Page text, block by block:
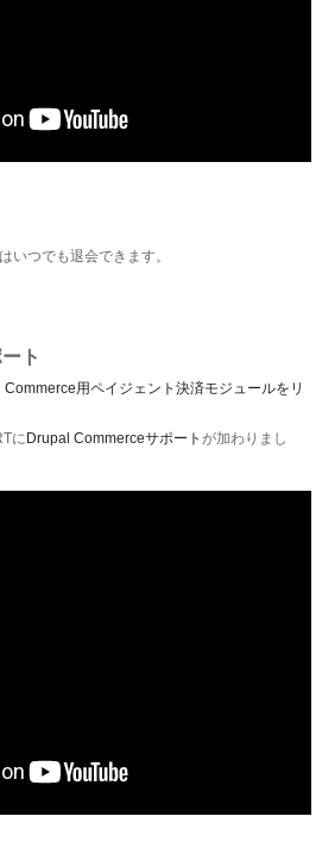
いつでも退会できます。
ト
Commerce用ペイジェント決済モジュールをリ
に Drupal Commerceサポート が加わりまし